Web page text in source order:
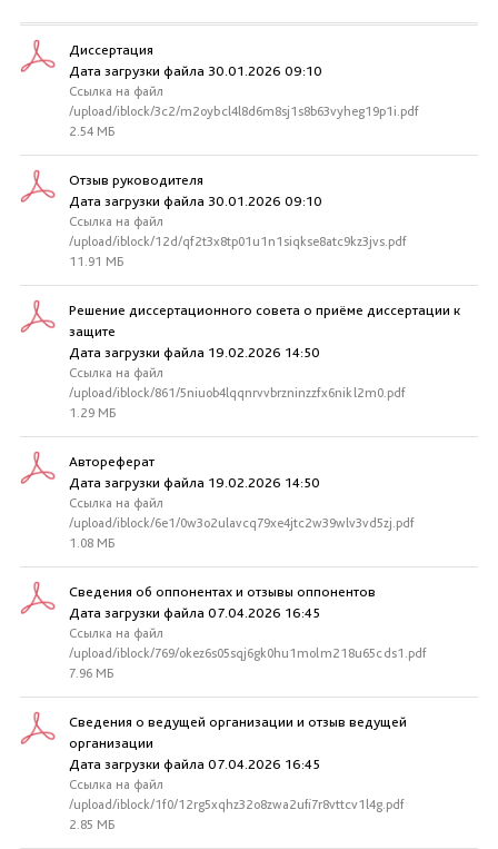
Диссертация
Дата загрузки файла 30.01.2026 09:10
Ссылка на файл
/upload/iblock/3c2/m2oybcl4l8d6m8sj1s8b63vyheg19p1i.pdf
2.54 МБ
Отзыв руководителя
Дата загрузки файла 30.01.2026 09:10
Ссылка на файл
/upload/iblock/12d/qf2t3x8tp01u1n1siqkse8atc9kz3jvs.pdf
11.91 МБ
Решение диссертационного совета о приёме диссертации к
защите
Дата загрузки файла 19.02.2026 14:50
Ссылка на файл
/upload/iblock/861/5niuob4lqqnrvvbrzninzzfx6nikl2m0.pdf
1.29 МБ
Автореферат
Дата загрузки файла 19.02.2026 14:50
Ссылка на файл
/upload/iblock/6e1/0w3o2ulavcq79xe4jtc2w39wlv3vd5zj.pdf
1.08 МБ
Сведения об оппонентах и отзывы оппонентов
Дата загрузки файла 07.04.2026 16:45
Ссылка на файл
/upload/iblock/769/okez6s05sqj6gk0hu1molm218u65cds1.pdf
7.96 МБ
Сведения о ведущей организации и отзыв ведущей
организации
Дата загрузки файла 07.04.2026 16:45
Ссылка на файл
/upload/iblock/1f0/12rg5xqhz32o8zwa2ufi7r8vttcv1l4g.pdf
2.85 МБ